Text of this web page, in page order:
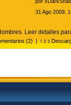
31 Ago 2009,
Leer detalles
(2) |